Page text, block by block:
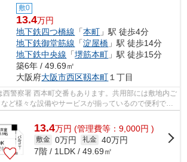
敷0
13.4万円
地下鉄四つ橋線 「本町 」駅 徒歩4分
地下鉄御堂筋線 「淀屋橋 」駅 徒歩14分
地下鉄中央線 「堺筋本町 」駅 徒歩15分
築6年 / 49.69㎡
大阪府大阪市西区靱本町１丁目
警察署 西本町交番もあります。共用部には敷地内ご
ど様々な設備やサービスが揃っているので便利で
13.4万円 (管理費等：9,000円 )
敷金 0万円 礼金 40万円
7階 / 1LDK / 49.69㎡